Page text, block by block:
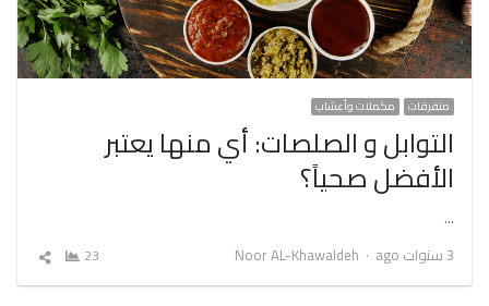
متفرقات مكملات وأعشاب
التوابل و الصلصات: أي منها يعتبر
الأفضل صحياً؟
…
3 سنوات ago
Author
Noor AL-Khawaldeh
23
شارك